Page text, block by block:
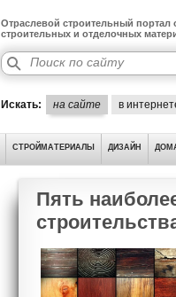
Отраслевой строительный портал
строительных и отделочных
Искать: на сайте в
СТРОЙМАТЕРИАЛЫ ДИЗАЙН
Пять